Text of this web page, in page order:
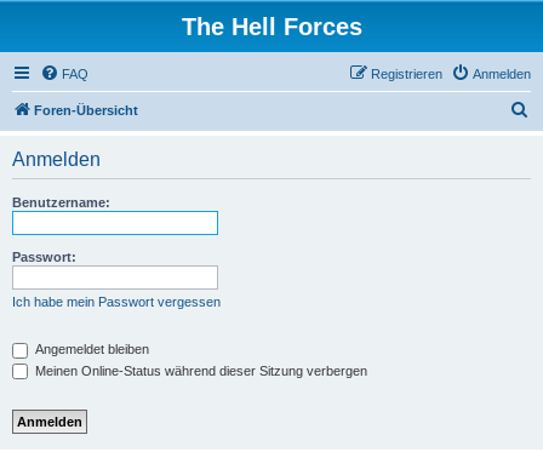
The Hell Forces
FAQ Anmelden
Registrieren
Foren-Übersicht
Anmelden
Benutzername:
Passwort:
Ich habe mein Passwort vergessen
Angemeldet bleiben
Meinen Online-Status während dieser Sitzung verbergen